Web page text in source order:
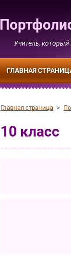
Учитель,
Главная страница >
10 класс
ГЛАВНАЯ